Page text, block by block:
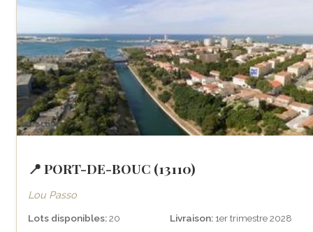
📍 PORT-DE-BOUC (13110)
Lou Passo
Lots disponibles:20 Livraison: 1er trimestre 2028